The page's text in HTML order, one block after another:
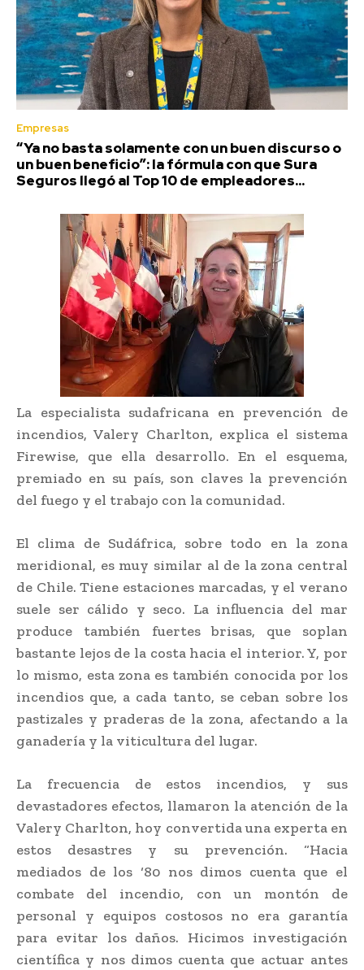
Empresas
“Ya no basta solamente con un buen discurso o
un buen beneficio”: la fórmula con que Sura
Seguros llegó al Top 10 de empleadores...
La especialista sudafricana en prevención de
incendios, Valery Charlton, explica el sistema
Firewise, que ella desarrollo. En el esquema,
premiado en su país, son claves la prevención
del fuego y el trabajo con la comunidad.
El clima de Sudáfrica, sobre todo en la zona
meridional, es muy similar al de la zona central
de Chile. Tiene estaciones marcadas, y el verano
suele ser cálido y seco. La influencia del mar
produce también fuertes brisas, que soplan
bastante lejos de la costa hacia el interior. Y, por
lo mismo, esta zona es también conocida por los
incendios que, a cada tanto, se ceban sobre los
pastizales y praderas de la zona, afectando a la
ganadería y la viticultura del lugar.
La frecuencia de estos incendios, y sus
devastadores efectos, llamaron la atención de la
Valery Charlton, hoy convertida una experta en
estos desastres y su prevención. “Hacia
mediados de los ‘80 nos dimos cuenta que el
combate del incendio, con un montón de
personal y equipos costosos no era garantía
para evitar los daños. Hicimos investigación
científica y nos dimos cuenta que actuar antes